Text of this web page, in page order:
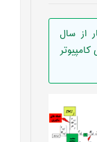
از سال